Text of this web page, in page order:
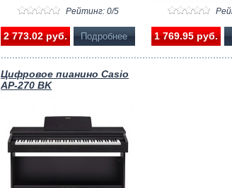
Рейтинг: 0/5
2 773.02 pуб. Подробнее 1 769.95 pуб.
Цифровое пианино Casio
AP-270 BK